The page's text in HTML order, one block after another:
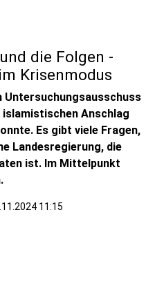
die Folgen -
Krisenmodus
Untersuchungsausschuss
Anschlag
Es gibt viele Fragen,
Landesregierung, die
ist. Im Mittelpunkt
11:15